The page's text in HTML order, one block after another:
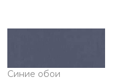
Синие обои